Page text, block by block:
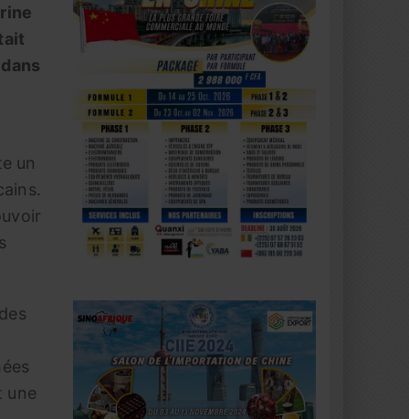
un
une